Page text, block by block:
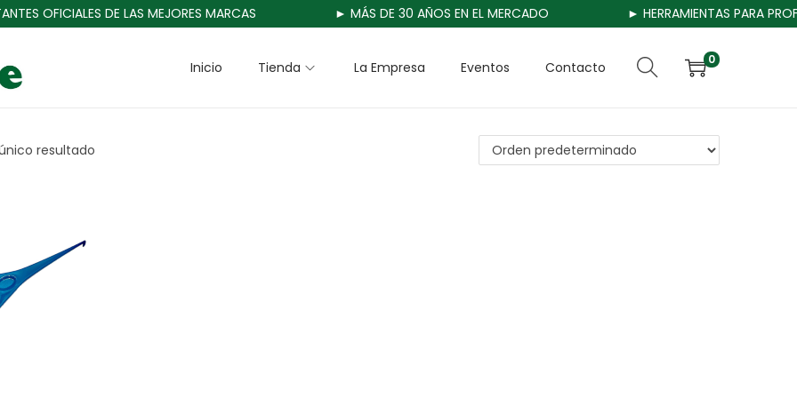
OFICIALES DE LAS MEJORES MARCAS ► MÁS DE 30 AÑOS EN EL MERCADO ► HERRAMIENTAS PARA
Inicio Tienda La Empresa Eventos Contacto 0
resultado